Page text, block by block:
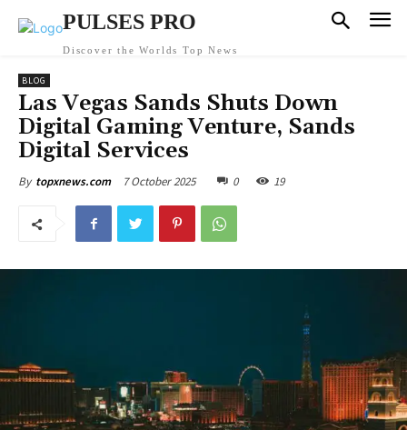
PULSES PRO
Discover the Worlds Top News
BLOG
Las Vegas Sands Shuts Down
Digital Gaming Venture, Sands
Digital Services
By topxnews.com 7 October 2025 0 19